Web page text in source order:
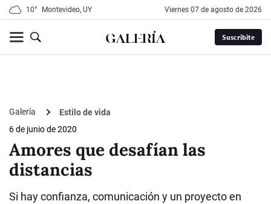
10° Montevideo, UY viernes 07 de agosto de 2026
Suscribite
Galería
Estilo de vida
6 de junio de 2020
Amores que desafían las
distancias
Si hay confianza, comunicación y un proyecto en